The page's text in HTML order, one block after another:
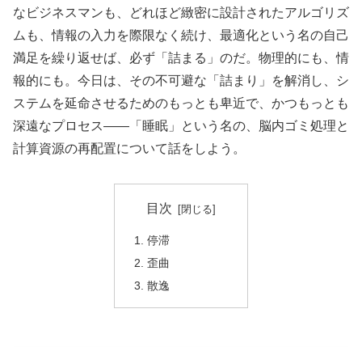
なビジネスマンも、どれほど緻密に設計されたアルゴリズ
ムも、情報の入力を際限なく続け、最適化という名の自己
満足を繰り返せば、必ず「詰まる」のだ。物理的にも、情
報的にも。今日は、その不可避な「詰まり」を解消し、シ
ステムを延命させるためのもっとも卑近で、かつもっとも
深遠なプロセス——「睡眠」という名の、脳内ゴミ処理と
計算資源の再配置について話をしよう。
目次
停滞
歪曲
散逸